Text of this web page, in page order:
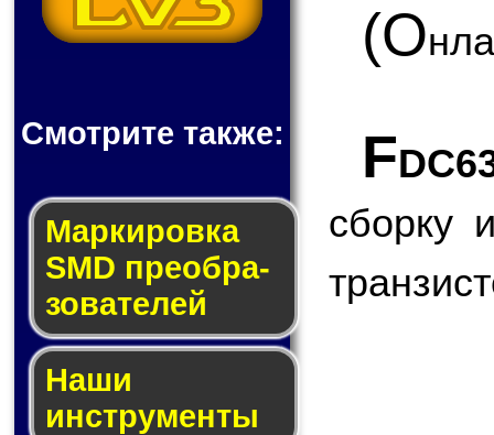
Смотрите также:
Мар­ки­ров­ка
SMD пре­об­ра­
зо­ва­те­лей
Наши
инструменты
(О
F
сборку